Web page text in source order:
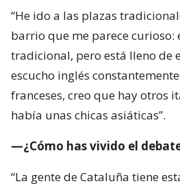
“He ido a las plazas
barrio que me parece curioso:
tradicional, pero está lleno de
escucho inglés
franceses, creo que hay otros
había unas chicas asiáticas”.
—¿Cómo has vivido el
“La gente de Cataluña tiene